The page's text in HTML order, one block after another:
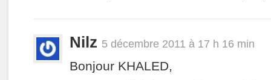
Nilz 5 décembre 2011 à 17 h 16 min
Bonjour KHALED,